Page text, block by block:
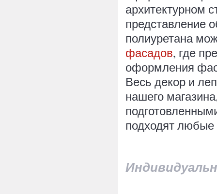
архитектурном
представление
полиуретана
фасадов, где
оформления
Весь декор и
нашего
подходят любые